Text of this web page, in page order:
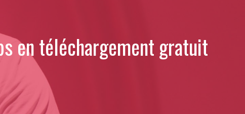
en téléchargement gratuit